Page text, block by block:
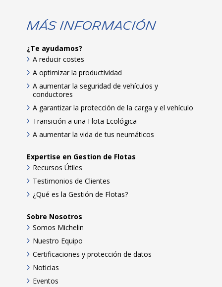
Más Información
¿Te ayudamos?
A reducir costes
A optimizar la productividad
A aumentar la seguridad de vehículos y
conductores
A garantizar la protección de la carga y el vehículo
Transición a una Flota Ecológica
A aumentar la vida de tus neumáticos
Expertise en Gestion de Flotas
Recursos Útiles
Testimonios de Clientes
¿Qué es la Gestión de Flotas?
Sobre Nosotros
Somos Michelin
Nuestro Equipo
Certificaciones y protección de datos
Noticias
Eventos